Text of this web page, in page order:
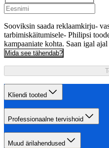
Sooviksin saada reklaamkirju-
tarbimiskäitumisele- Philipsi
kampaaniate kohta. Saan igal
Mida see tähendab?
Kliendi tooted
Professionaalne tervishoid
Muud ärilahendused